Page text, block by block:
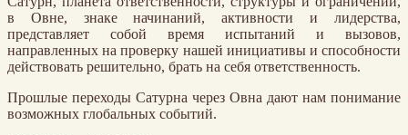
в Овне, знаке начинаний, активности и лидерства,
представляет собой время испытаний и вызовов,
направленных на проверку нашей инициативы и способности
действовать решительно, брать на себя ответственность.
Прошлые переходы Сатурна через Овна дают нам понимание
возможных глобальных событий.